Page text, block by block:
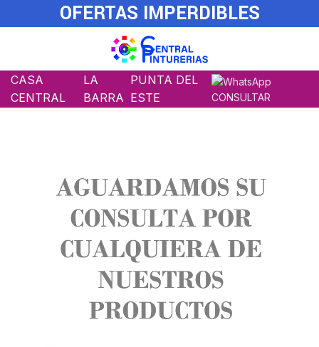
OFERTAS IMPERDIBLES
CASA
CENTRAL
LA
BARRA
PUNTA DEL
ESTE
CONSULTAR